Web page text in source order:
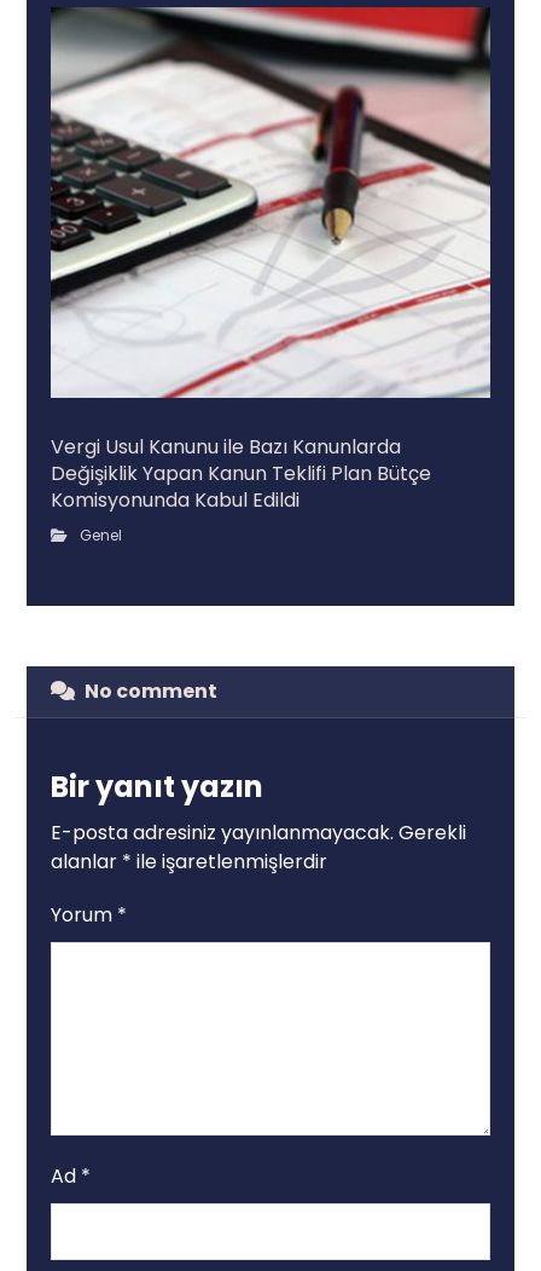
Vergi Usul Kanunu ile Bazı Kanunlarda
Değişiklik Yapan Kanun Teklifi Plan Bütçe
Komisyonunda Kabul Edildi
Genel
No comment
Bir yanıt yazın
E-posta adresiniz yayınlanmayacak. Gerekli
alanlar * ile işaretlenmişlerdir
Yorum *
Ad *